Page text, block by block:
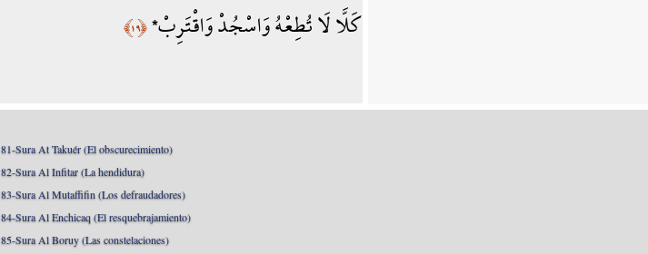
كَلَّا لَا تُطِعْهُ وَاسْجُدْ وَاقْتَرِبْ*﴿١٩﴾
81-Sura At Takuér (El obscurecimiento)
82-Sura Al Infitar (La hendidura)
83-Sura Al Mutaffifin (Los defraudadores)
84-Sura Al Enchicaq (El resquebrajamiento)
85-Sura Al Boruy (Las constelaciones)